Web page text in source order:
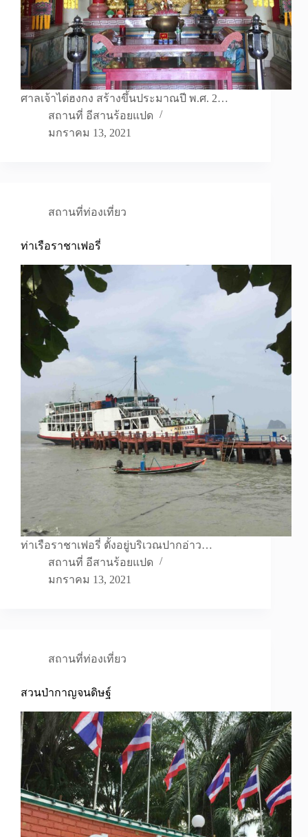
ศาลเจ้าไต่ฮงกง สร้างขึ้นประมาณปี พ.ศ. 2…
สถานที่ อีสานร้อยแปด
มกราคม 13, 2021
สถานที่ท่องเที่ยว
ท่าเรือราชาเฟอรี่
ท่าเรือราชาเฟอรี่ ตั้งอยู่บริเวณปากอ่าว…
สถานที่ อีสานร้อยแปด
มกราคม 13, 2021
สถานที่ท่องเที่ยว
สวนป่ากาญจนดิษฐ์